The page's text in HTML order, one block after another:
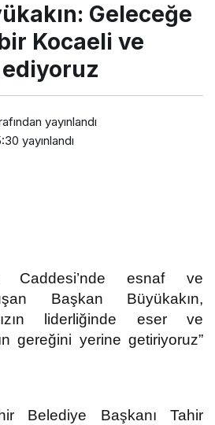
n:
Geleceğ
Geleceğe
Kocaeli ve
ediyoruz
yayınlandı
yayınlandı
Caddesi’nde esnaf ve
Başkan Büyükakın,
liderliğinde eser ve
gereğini yerine getiriyoruz”
Belediye Başkanı Tahir